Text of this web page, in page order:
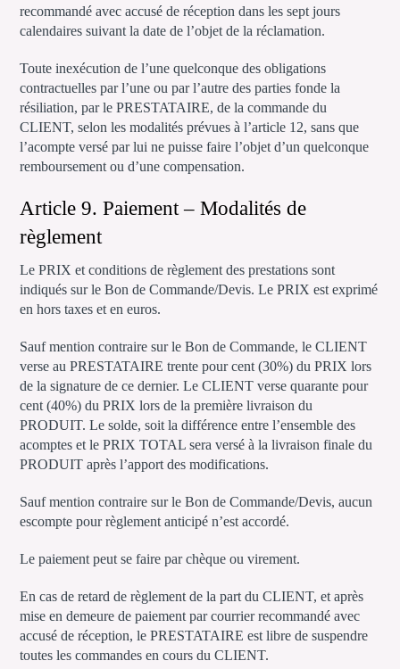
recommandé avec accusé de réception dans les sept jours
calendaires suivant la date de l’objet de la réclamation.
Toute inexécution de l’une quelconque des obligations
contractuelles par l’une ou par l’autre des parties fonde la
résiliation, par le PRESTATAIRE, de la commande du
CLIENT, selon les modalités prévues à l’article 12, sans que
l’acompte versé par lui ne puisse faire l’objet d’un quelconque
remboursement ou d’une compensation.
Article 9. Paiement – Modalités de
règlement
Le PRIX et conditions de règlement des prestations sont
indiqués sur le Bon de Commande/Devis. Le PRIX est exprimé
en hors taxes et en euros.
Sauf mention contraire sur le Bon de Commande, le CLIENT
verse au PRESTATAIRE trente pour cent (30%) du PRIX lors
de la signature de ce dernier. Le CLIENT verse quarante pour
cent (40%) du PRIX lors de la première livraison du
PRODUIT. Le solde, soit la différence entre l’ensemble des
acomptes et le PRIX TOTAL sera versé à la livraison finale du
PRODUIT après l’apport des modifications.
Sauf mention contraire sur le Bon de Commande/Devis, aucun
escompte pour règlement anticipé n’est accordé.
Le paiement peut se faire par chèque ou virement.
En cas de retard de règlement de la part du CLIENT, et après
mise en demeure de paiement par courrier recommandé avec
accusé de réception, le PRESTATAIRE est libre de suspendre
toutes les commandes en cours du CLIENT.